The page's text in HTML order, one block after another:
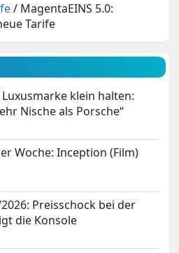
/ MagentaEINS 5.0:
Tarife
klein halten:
Nische als Porsche“
Woche: Inception (Film)
Preisschock bei der
die Konsole